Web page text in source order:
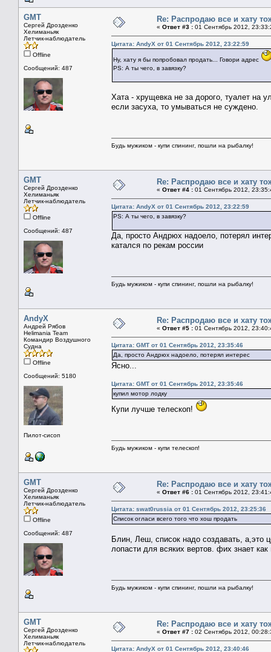
GMT
Сергей Дрозденко
Хелиманьяк
Летчик-наблюдатель
Offline
Сообщений: 487
Re: Распродаю все и хату
« Ответ #3 : 01 Сентябрь 2012,
Цитата: AndyX от 01 Сентябрь 2012, 23:22:59
Ну, хату я бы попробовал продать... Говори адрес
PS: А ты чего, в завязку?
Хата - хрущевка не за дорого, туалет на
если засуха, то умываться не суждено.
Будь мужиком - купи спининг, пошли на рыбалку!
GMT
Сергей Дрозденко
Хелиманьяк
Летчик-наблюдатель
Offline
Сообщений: 487
Re: Распродаю все и хату
« Ответ #4 : 01 Сентябрь 2012,
Цитата: AndyX от 01 Сентябрь 2012, 23:22:59
PS: А ты чего, в завязку?
Да, просто Андрюх надоело, потерял
катался по рекам россии
Будь мужиком - купи спининг, пошли на рыбалку!
AndyX
Андрей Рябов
Helimania Team
Командир Воздушного
Судна
Offline
Сообщений: 5180
Пилот-сисоп
Re: Распродаю все и хату
« Ответ #5 : 01 Сентябрь 2012,
Цитата: GMT от 01 Сентябрь 2012, 23:35:46
Да, просто Андрюх надоело, потерял интерес
Ясно...
Цитата: GMT от 01 Сентябрь 2012, 23:35:46
купил мотор лодку
Купи лучше телескоп!
Будь мужиком - купи телескоп!
GMT
Сергей Дрозденко
Хелиманьяк
Летчик-наблюдатель
Offline
Сообщений: 487
Re: Распродаю все и хату
« Ответ #6 : 01 Сентябрь 2012,
Цитата: swat0russia от 01 Сентябрь 2012, 23:25:36
Список огласи всего того что хош продать
Блин, Леш, список надо создавать, а,это
лопасти для всяких вертов. фих знает
Будь мужиком - купи спининг, пошли на рыбалку!
GMT
Сергей Дрозденко
Хелиманьяк
Летчик-наблюдатель
Re: Распродаю все и хату
« Ответ #7 : 02 Сентябрь 2012,
Цитата: AndyX от 01 Сентябрь 2012, 23:40:46